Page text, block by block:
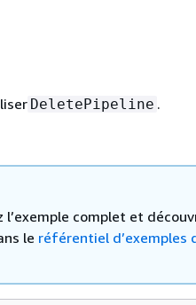
DeletePipeline .
l’exemple complet et
le référentiel d’exemples